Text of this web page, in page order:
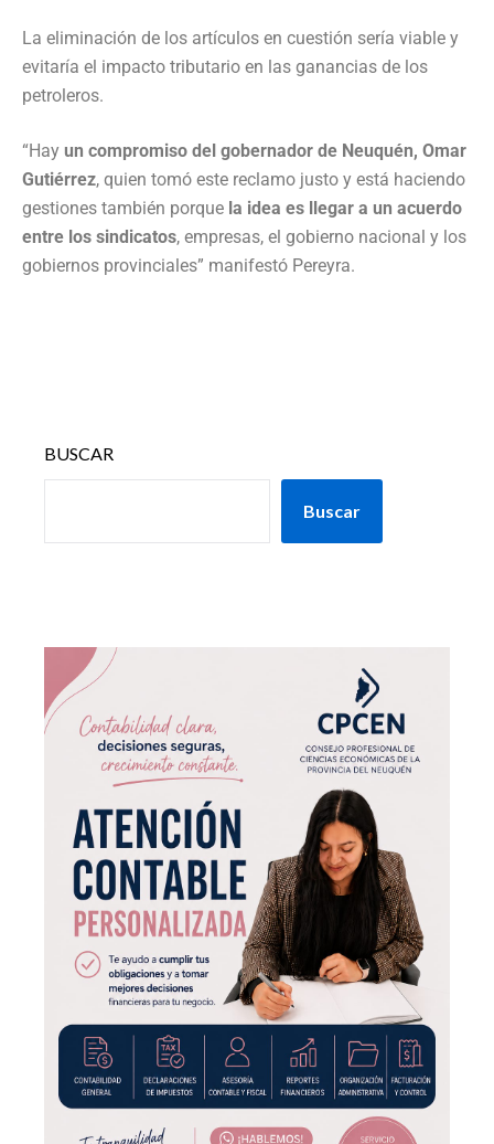
La eliminación de los artículos en cuestión sería viable y
evitaría el impacto tributario en las ganancias de los
petroleros.
“Hay un compromiso del gobernador de Neuquén, Omar
Gutiérrez, quien tomó este reclamo justo y está haciendo
gestiones también porque la idea es llegar a un acuerdo
entre los sindicatos, empresas, el gobierno nacional y los
gobiernos provinciales” manifestó Pereyra.
BUSCAR
Buscar